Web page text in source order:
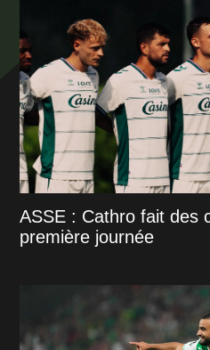
ASSE : Cathro fait des
première journée